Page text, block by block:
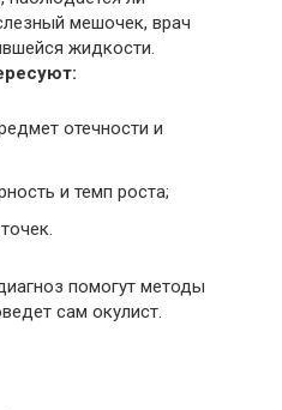
мешочек, врач
жидкости.
отечности и
и темп роста;
помогут методы
сам окулист.